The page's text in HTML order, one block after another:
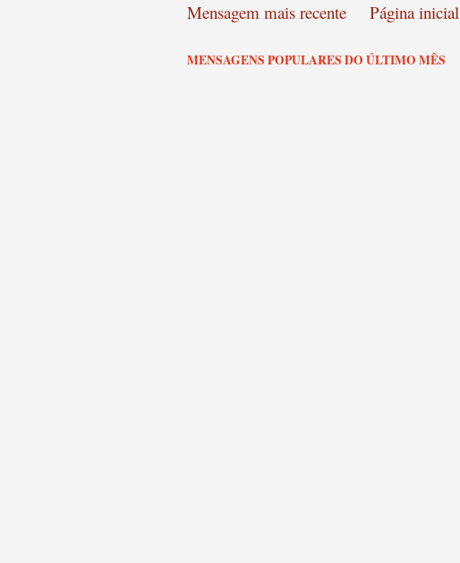
Mensagem mais recente Página inicial
MENSAGENS POPULARES DO ÚLTIMO MÊS